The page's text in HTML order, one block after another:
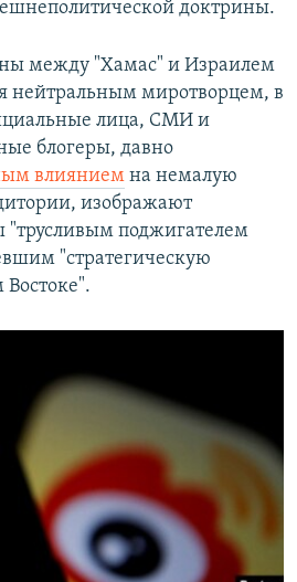
доктрины.
между "Хамас" и Израилем
нейтральным миротворцем, в
лица, СМИ и
блогеры, давно
влиянием на немалую
изображают
поджигателем
"стратегическую